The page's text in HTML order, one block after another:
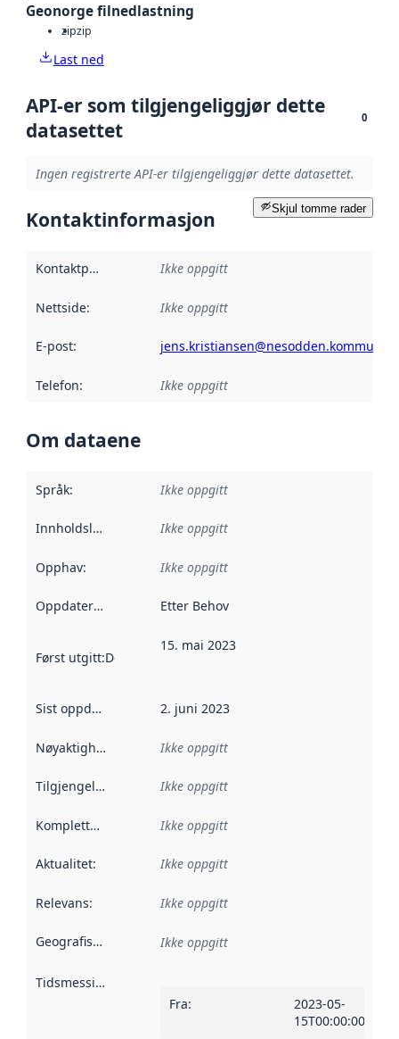
Geonorge filnedlastning
zipzip
Last ned
API-er som tilgjengeliggjør dette
datasettet
0
Ingen registrerte API-er tilgjengeliggjør dette datasettet.
Skjul tomme rader
Kontaktinformasjon
Kontaktpunkt Ikke oppgitt
Nettside: Ikke oppgitt
E-post:
Telefon: Ikke oppgitt
Om dataene
Språk: Ikke oppgitt
Innholdsleverandører :
Ikke oppgitt
Opphav: Ikke oppgitt
Oppdateringsfrekvens :
Etter Behov
Først utgitt:Denne datoen sier når dataene i dette
15. mai 2023
Sist oppdatert 2. juni 2023
Nøyaktighet Ikke oppgitt
Tilgjengelighet Ikke oppgitt
Kompletthet Ikke oppgitt
Aktualitet: Ikke oppgitt
Relevans: Ikke oppgitt
Geografisk avgrensning :
Ikke oppgitt
Tidsmessig avgrensning
Fra:
2023-05-
15T00:00:00Z